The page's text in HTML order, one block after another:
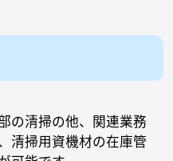
の清掃の他、関連業務
清掃用資機材の在庫管